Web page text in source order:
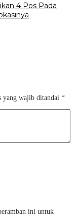
4 Pos Pada
yang wajib ditandai *
ini untuk